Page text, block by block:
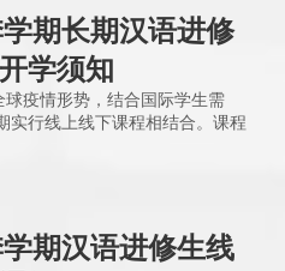
期长期汉语进修
学须知
疫情形势，结合国际学生需
实行线上线下课程相结合。课程
期汉语进修生线